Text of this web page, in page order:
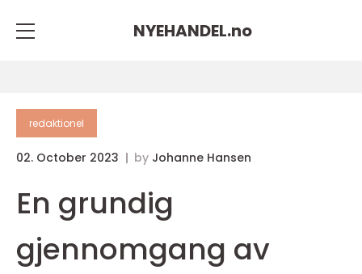
NYEHANDEL.no
redaktionel
02. October 2023 by Johanne Hansen
En grundig
gjennomgang av